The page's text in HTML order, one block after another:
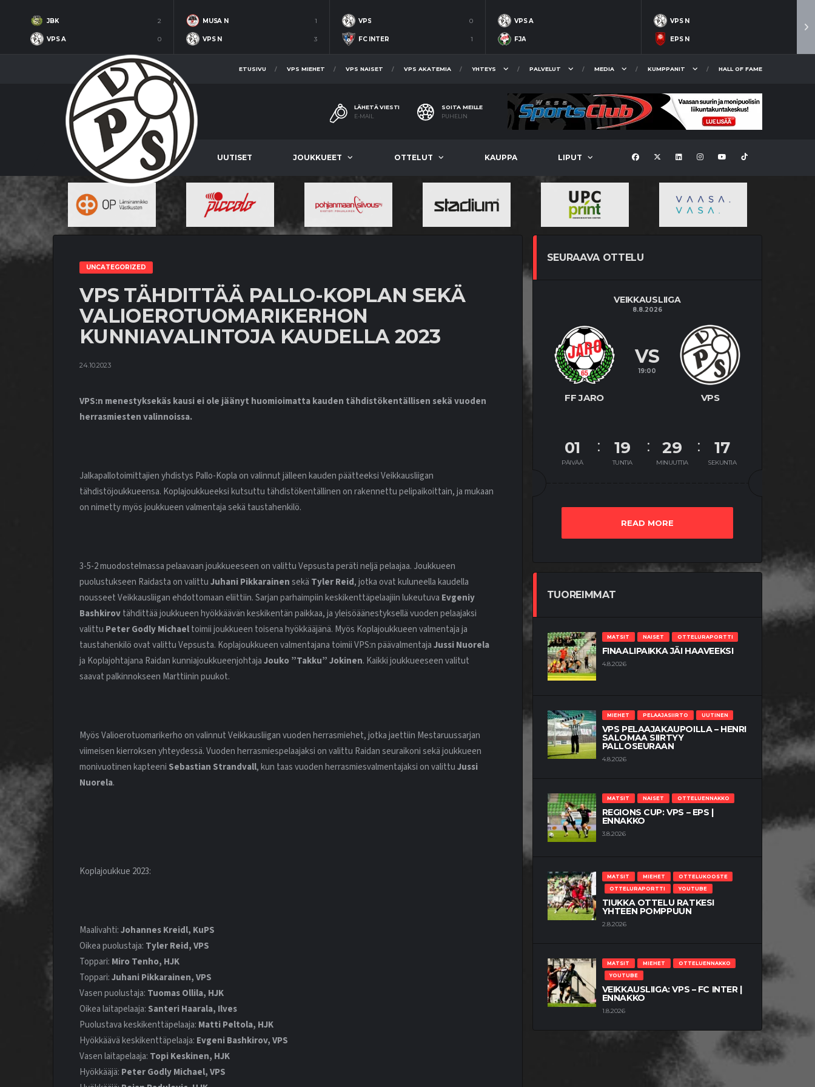
JBK 2
VPS A 0
MUSA N 1
VPS N 3
VPS 0
FC INTER 1
VPS A
FJA
VPS N
EPS N
ETUSIVU VPS MIEHET VPS NAISET VPS AKATEMIA YHTEYS PALVELUT MEDIA KUMPPANIT HALL OF FAME
LÄHETÄ VIESTI
E-MAIL
SOITA MEILLE
PUHELIN
UUTISET JOUKKUEET OTTELUT KAUPPA LIPUT
UNCATEGORIZED
VPS TÄHDITTÄÄ PALLO-KOPLAN SEKÄ
VALIOEROTUOMARIKERHON
KUNNIAVALINTOJA KAUDELLA 2023
24.10.2023
VPS:n menestyksekäs kausi ei ole jäänyt huomioimatta kauden tähdistökentällisen sekä vuoden
herrasmiesten valinnoissa.
Jalkapallotoimittajien yhdistys Pallo-Kopla on valinnut jälleen kauden päätteeksi Veikkausliigan
tähdistöjoukkueensa. Koplajoukkueeksi kutsuttu tähdistökentällinen on rakennettu pelipaikoittain, ja mukaan
on nimetty myös joukkueen valmentaja sekä taustahenkilö.
3-5-2 muodostelmassa pelaavaan joukkueeseen on valittu Vepsusta peräti neljä pelaajaa. Joukkueen
puolustukseen Raidasta on valittuJuhani Pikkarainensekä Tyler Reid, jotka ovat kuluneella kaudella
nousseet Veikkausliigan ehdottomaan eliittiin. Sarjan parhaimpiin keskikenttäpelaajiin lukeutuva Evgeniy
Bashkirovtähdittää joukkueen hyökkäävän keskikentän paikkaa, ja yleisöäänestyksellä vuoden pelaajaksi
valittu Peter Godly Michaeltoimii joukkueen toisena hyökkääjänä. Myös Koplajoukkueen valmentaja ja
taustahenkilö ovat valittu Vepsusta. Koplajoukkueen valmentajana toimii VPS:n päävalmentajaJussi Nuorela
ja Koplajohtajana Raidan kunniajoukkueenjohtajaJouko ”Takku” Jokinen. Kaikki joukkueeseen valitut
saavat palkinnokseen Marttiinin puukot.
Myös Valioerotuomarikerho on valinnut Veikkausliigan vuoden herrasmiehet, jotka jaettiin Mestaruussarjan
viimeisen kierroksen yhteydessä. Vuoden herrasmiespelaajaksi on valittu Raidan seuraikoni sekä joukkueen
monivuotinen kapteeni Sebastian Strandvall, kun taas vuoden herrasmiesvalmentajaksi on valittuJussi
Nuorela.
Koplajoukkue 2023:
Maalivahti:Johannes Kreidl, KuPS
Oikea puolustaja: Tyler Reid, VPS
Toppari: Miro Tenho, HJK
Toppari:Juhani Pikkarainen, VPS
Vasen puolustaja: Tuomas Ollila, HJK
Oikea laitapelaaja: Santeri Haarala, Ilves
Puolustava keskikenttäpelaaja: Matti Peltola, HJK
Hyökkäävä keskikenttäpelaaja: Evgeni Bashkirov, VPS
Vasen laitapelaaja: Topi Keskinen, HJK
Hyökkääjä: Peter Godly Michael, VPS
SEURAAVA OTTELU
VEIKKAUSLIIGA
8.8.2026
FF JARO VPS
VS
19:00
01
PÄIVÄÄ
19
TUNTIA
29
MINUUTTIA
17
SEKUNTIA
READ MORE
TUOREIMMAT
MATSIT NAISET OTTELURAPORTTI
FINAALIPAIKKA JÄI HAAVEEKSI
4.8.2026
MIEHET PELAAJASIIRTO UUTINEN
VPS PELAAJAKAUPOILLA – HENRI
SALOMAA SIIRTYY
PALLOSEURAAN
4.8.2026
MATSIT NAISET OTTELUENNAKKO
REGIONS CUP: VPS – EPS |
ENNAKKO
3.8.2026
MATSIT MIEHET
OTTELUKOOSTE
OTTELURAPORTTI
YOUTUBE
TIUKKA OTTELU RATKESI
YHTEEN POMPPUUN
2.8.2026
MATSIT MIEHET
OTTELUENNAKKO
YOUTUBE
VEIKKAUSLIIGA: VPS – FC INTER |
ENNAKKO
1.8.2026